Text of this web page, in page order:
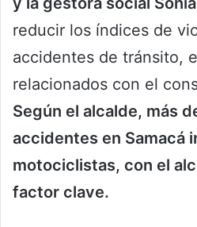
reducir los índices de
accidentes de tránsito,
relacionados con el
Según el alcalde, más
accidentes en Samacá
motociclistas, con el
factor clave.